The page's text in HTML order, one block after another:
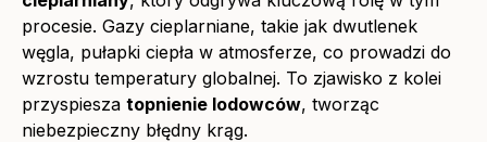
procesie. Gazy cieplarniane, takie jak dwutlenek
węgla, pułapki ciepła w atmosferze, co prowadzi do
wzrostu temperatury globalnej. To zjawisko z kolei
przyspiesza topnienie lodowców, tworząc
niebezpieczny błędny krąg.